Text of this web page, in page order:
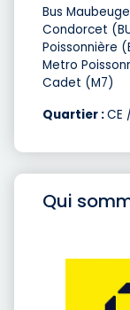
Bus
Condorcet
Poissonnière
Metro
Cadet (M7)
Quartier :CE
Qui